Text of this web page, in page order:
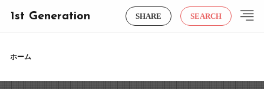
1st Generation SHARE SEARCH
ホーム